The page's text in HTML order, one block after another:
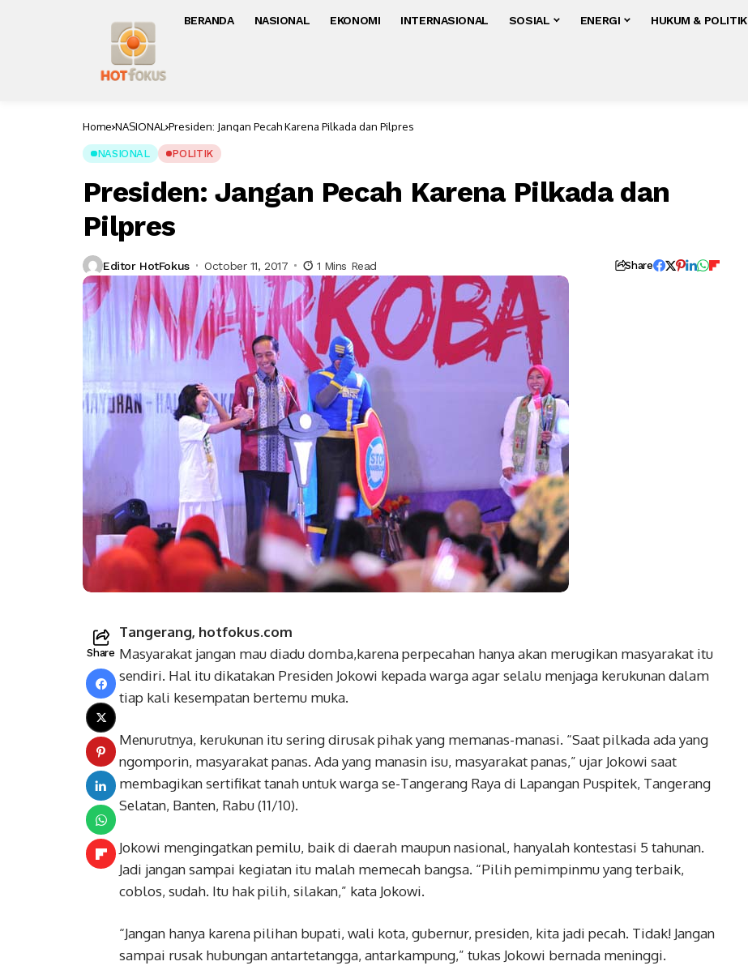
BERANDA NASIONAL EKONOMI INTERNASIONAL SOSIAL ENERGI HUKUM & POLITIK
Home NASIONAL Presiden: Jangan Pecah Karena Pilkada dan Pilpres
NASIONAL POLITIK
Presiden: Jangan Pecah Karena Pilkada dan
Pilpres
Editor HotFokus October 11, 2017 1 Mins Read Share
Share
Tangerang, hotfokus.com
Masyarakat jangan mau diadu domba,karena perpecahan hanya akan merugikan masyarakat itu
sendiri. Hal itu dikatakan Presiden Jokowi kepada warga agar selalu menjaga kerukunan dalam
tiap kali kesempatan bertemu muka.
Menurutnya, kerukunan itu sering dirusak pihak yang memanas-manasi. “Saat pilkada ada yang
ngomporin, masyarakat panas. Ada yang manasin isu, masyarakat panas,” ujar Jokowi saat
membagikan sertifikat tanah untuk warga se-Tangerang Raya di Lapangan Puspitek, Tangerang
Selatan, Banten, Rabu (11/10).
Jokowi mengingatkan pemilu, baik di daerah maupun nasional, hanyalah kontestasi 5 tahunan.
Jadi jangan sampai kegiatan itu malah memecah bangsa. “Pilih pemimpinmu yang terbaik,
coblos, sudah. Itu hak pilih, silakan,” kata Jokowi.
“Jangan hanya karena pilihan bupati, wali kota, gubernur, presiden, kita jadi pecah. Tidak! Jangan
sampai rusak hubungan antartetangga, antarkampung,” tukas Jokowi bernada meninggi.